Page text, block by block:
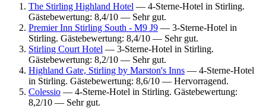
The Stirling Highland Hotel — 4-Sterne-Hotel in Stirling.
Gästebewertung: 8,4/10 — Sehr gut.
Premier Inn Stirling South - M9 J9 — 3-Sterne-Hotel in
Stirling. Gästebewertung: 8,4/10 — Sehr gut.
Stirling Court Hotel — 3-Sterne-Hotel in Stirling.
Gästebewertung: 8,2/10 — Sehr gut.
Highland Gate, Stirling by Marston's Inns — 4-Sterne-Hotel
in Stirling. Gästebewertung: 8,6/10 — Hervorragend.
Colessio — 4-Sterne-Hotel in Stirling. Gästebewertung:
8,2/10 — Sehr gut.